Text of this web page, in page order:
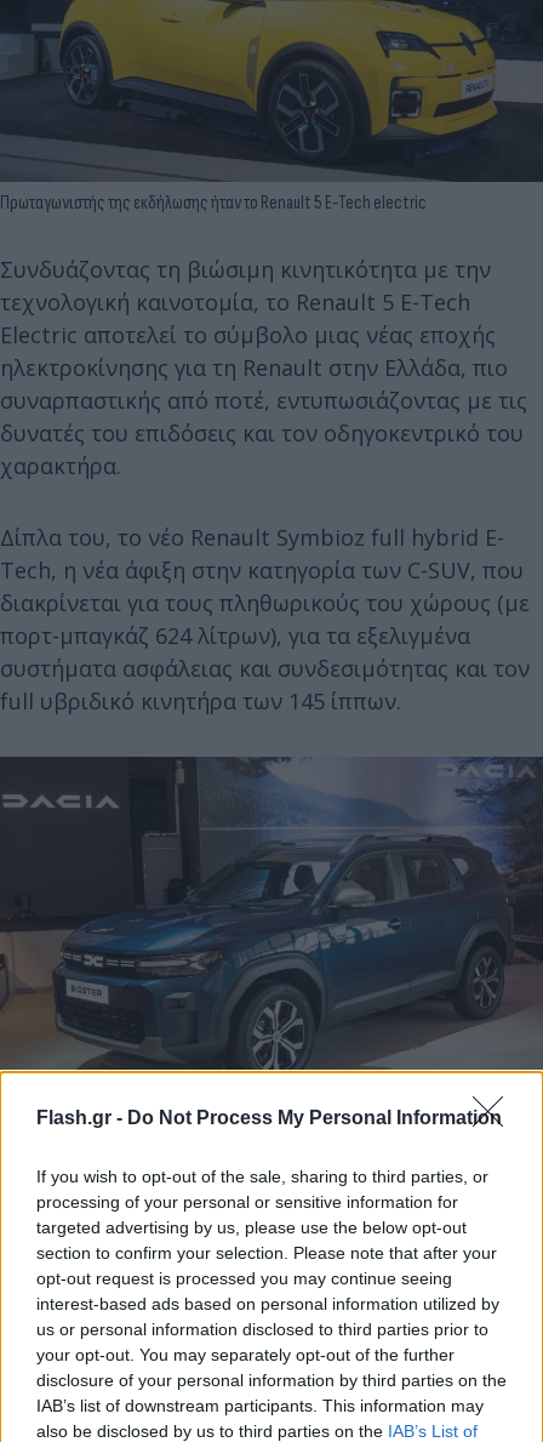
Flash.gr - Do Not Process My Personal Information
If you wish to opt-out of the sale, sharing to third parties, or
processing of your personal or sensitive information for
targeted advertising by us, please use the below opt-out
section to confirm your selection. Please note that after your
opt-out request is processed you may continue seeing
interest-based ads based on personal information utilized by
us or personal information disclosed to third parties prior to
your opt-out. You may separately opt-out of the further
disclosure of your personal information by third parties on the
IAB’s list of downstream participants. This information may
also be disclosed by us to third parties on the IAB’s List of
Πρωταγωνιστής της εκδήλωσης ήταν το Renault 5 E-Tech electric
Συνδυάζοντας τη βιώσιμη κινητικότητα με την
τεχνολογική καινοτομία, το Renault 5 E-Tech
Εlectric αποτελεί το σύμβολο μιας νέας εποχής
ηλεκτροκίνησης για τη Renault στην Ελλάδα, πιο
συναρπαστικής από ποτέ, εντυπωσιάζοντας με τις
δυνατές του επιδόσεις και τον οδηγοκεντρικό του
χαρακτήρα.
Δίπλα του, το νέο Renault Symbioz full hybrid E-
Tech, η νέα άφιξη στην κατηγορία των C-SUV, που
διακρίνεται για τους πληθωρικούς του χώρους (με
πορτ-μπαγκάζ 624 λίτρων), για τα εξελιγμένα
συστήματα ασφάλειας και συνδεσιμότητας και τον
full υβριδικό κινητήρα των 145 ίππων.
Από την πλευρά της Dacia, παρουσιάστηκε το
κορυφαίο μοντέλο της γκάμας της, το νέο Bigster,
με πλήρη γκάμα υβριδικών κινητήρων έως 155
ίππων, κορυφαίους χώρους (με πορτ-μπαγκάζ 702
λίτρων), τετρακίνηση και ασυναγώνιστες τιμές, που
θα το βοηθήσουν να πρωταγωνιστήσει στην
κατηγορία των C-SUV.